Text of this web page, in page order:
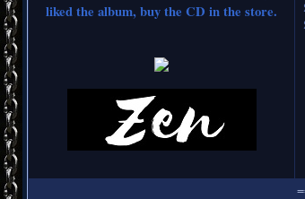
liked the album, buy the CD in the store.